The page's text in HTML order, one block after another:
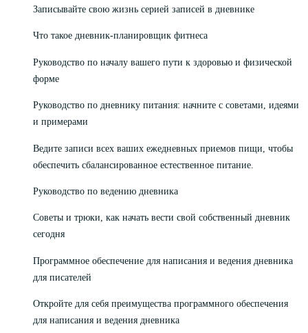
Записывайте свою жизнь серией записей в дневнике
Что такое дневник-планировщик фитнеса
Руководство по началу вашего пути к здоровью и физической
форме
Руководство по дневнику питания: начните с советами, идеями
и примерами
Ведите записи всех ваших ежедневных приемов пищи, чтобы
обеспечить сбалансированное естественное питание.
Руководство по ведению дневника
Советы и трюки, как начать вести свой собственный дневник
сегодня
Программное обеспечение для написания и ведения дневника
для писателей
Откройте для себя преимущества программного обеспечения
для написания и ведения дневника